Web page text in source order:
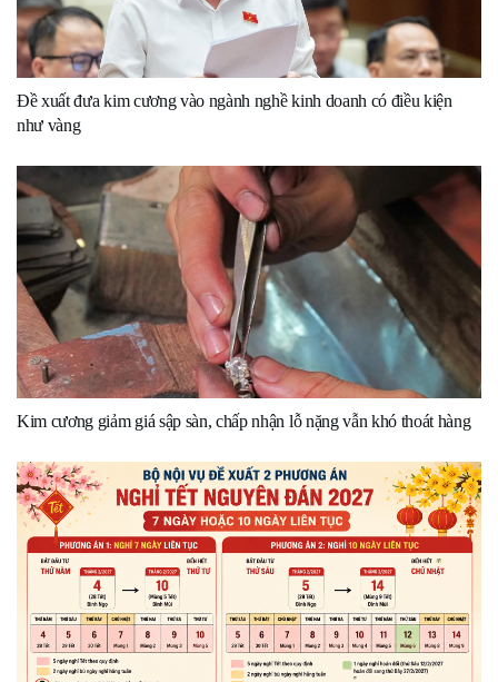
Đề xuất đưa kim cương vào ngành nghề kinh doanh có điều kiện
như vàng
Kim cương giảm giá sập sàn, chấp nhận lỗ nặng vẫn khó thoát hàng